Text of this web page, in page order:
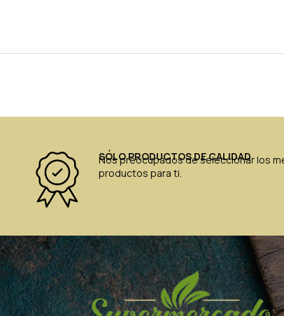
SÓLO PRODUCTOS DE CALIDAD
Nos preocupados de seleccionar los
productos para ti.